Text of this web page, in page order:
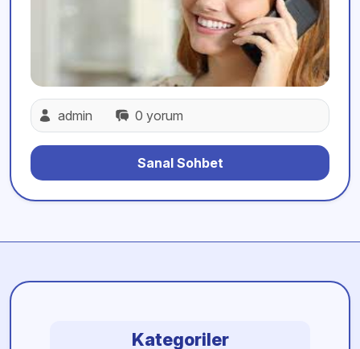
admin 0 yorum
Sanal Sohbet
Kategoriler